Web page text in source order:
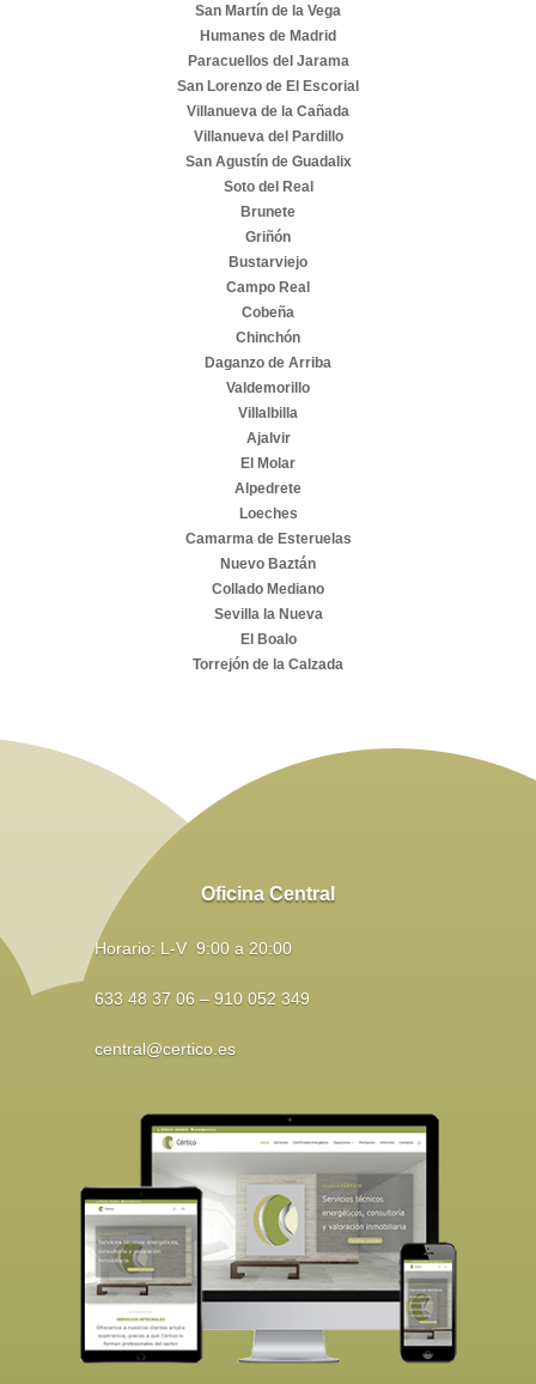
San Martín de la Vega
Humanes de Madrid
Paracuellos del Jarama
San Lorenzo de El Escorial
Villanueva de la Cañada
Villanueva del Pardillo
San Agustín de Guadalix
Soto del Real
Brunete
Griñón
Bustarviejo
Campo Real
Cobeña
Chinchón
Daganzo de Arriba
Valdemorillo
Villalbilla
Ajalvir
El Molar
Alpedrete
Loeches
Camarma de Esteruelas
Nuevo Baztán
Collado Mediano
Sevilla la Nueva
El Boalo
Torrejón de la Calzada
Oficina Central
Horario: L-V 9:00 a 20:00
633 48 37 06 – 910 052 349
central@certico.es